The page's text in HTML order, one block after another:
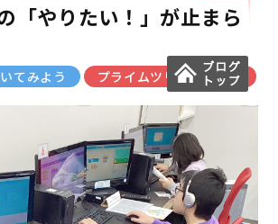
「やりたい！」が止まら
てみよう プライムツリー赤池教室